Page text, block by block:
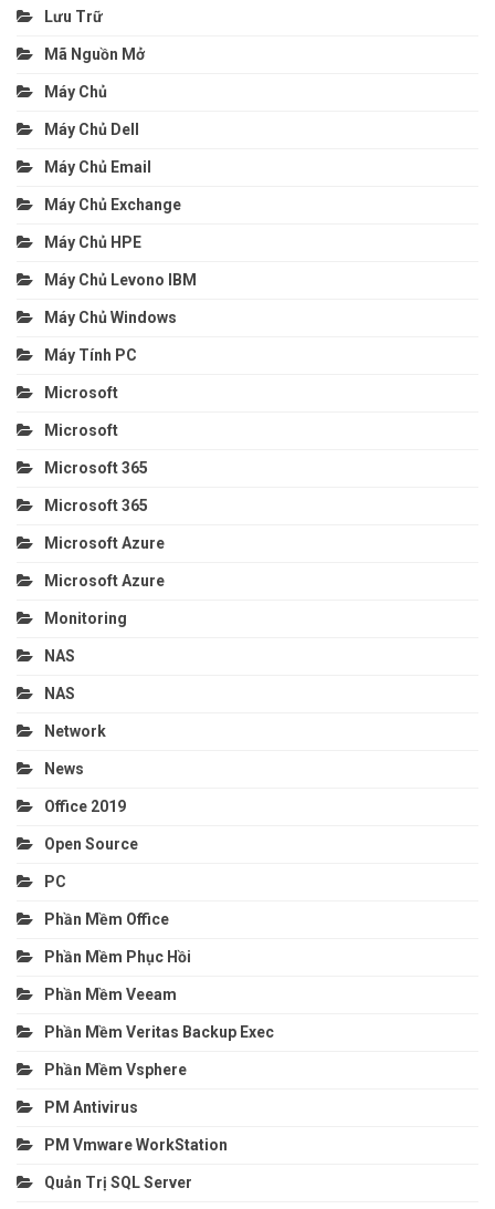
Lưu Trữ
Mã Nguồn Mở
Máy Chủ
Máy Chủ Dell
Máy Chủ Email
Máy Chủ Exchange
Máy Chủ HPE
Máy Chủ Levono IBM
Máy Chủ Windows
Máy Tính PC
Microsoft
Microsoft
Microsoft 365
Microsoft 365
Microsoft Azure
Microsoft Azure
Monitoring
NAS
NAS
Network
News
Office 2019
Open Source
PC
Phần Mềm Office
Phần Mềm Phục Hồi
Phần Mềm Veeam
Phần Mềm Veritas Backup Exec
Phần Mềm Vsphere
PM Antivirus
PM Vmware WorkStation
Quản Trị SQL Server